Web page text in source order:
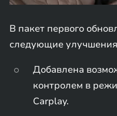
В пакет первого
следующие
Добавлена
контролем в
Carplay.